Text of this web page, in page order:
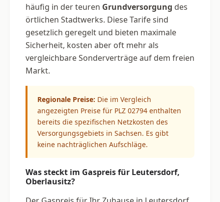
häufig in der teuren Grundversorgung des
örtlichen Stadtwerks. Diese Tarife sind
gesetzlich geregelt und bieten maximale
Sicherheit, kosten aber oft mehr als
vergleichbare Sonderverträge auf dem freien
Markt.
Regionale Preise: Die im Vergleich
angezeigten Preise für PLZ 02794 enthalten
bereits die spezifischen Netzkosten des
Versorgungsgebiets in Sachsen. Es gibt
keine nachträglichen Aufschläge.
Was steckt im Gaspreis für Leutersdorf,
Oberlausitz?